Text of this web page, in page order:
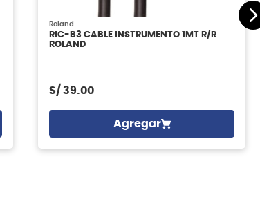
Roland
RIC-B3 CABLE INSTRUMENTO 1MT R/R
ROLAND
S/ 39.00
Agregar